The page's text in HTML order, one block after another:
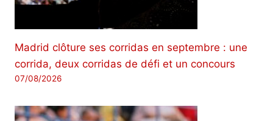
Madrid clôture ses corridas en septembre : une
corrida, deux corridas de défi et un concours
07/08/2026